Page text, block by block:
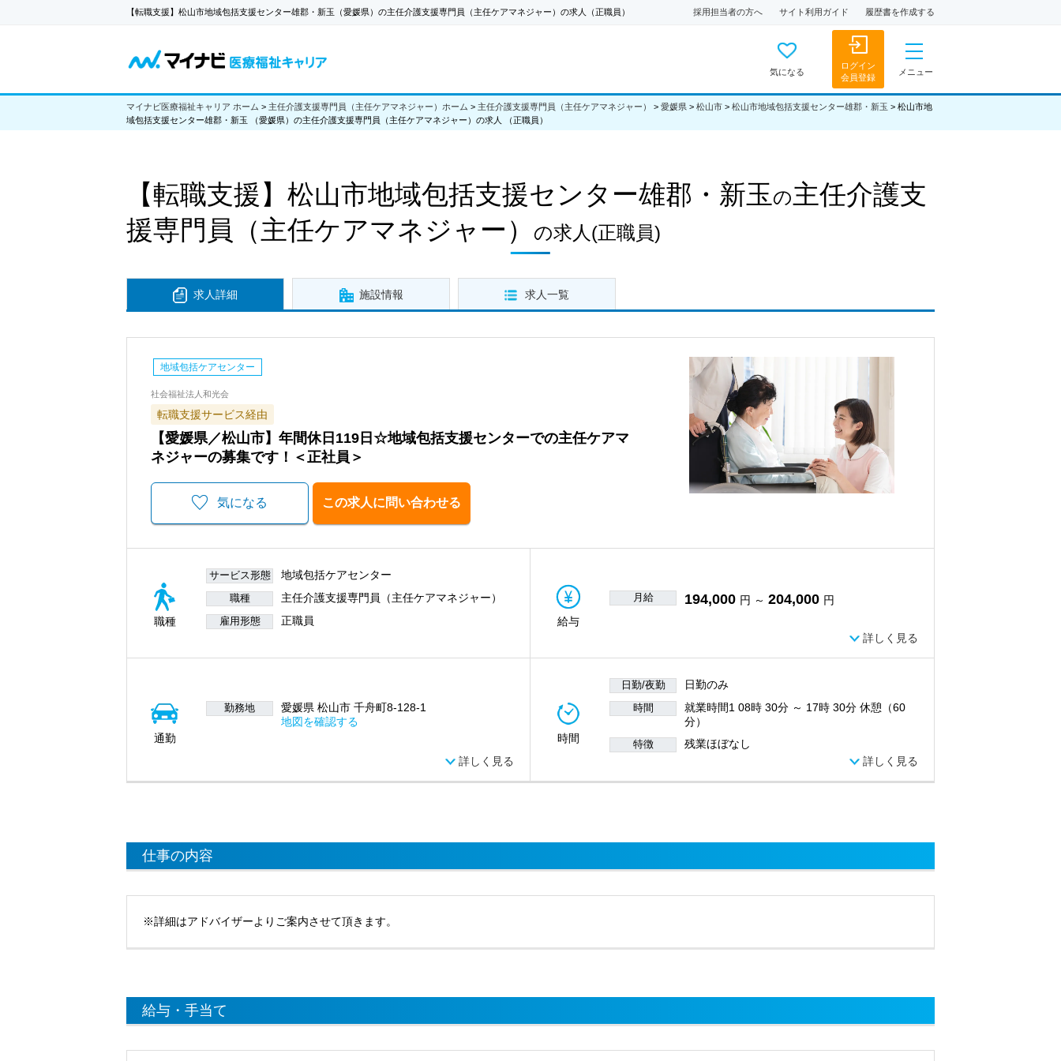
【転職支援】松山市地域包括支援センター雄郡・新玉（愛媛県）の主任介護支援専門員（主任ケアマネジャー）の求人（正職員） 採用担当者の方へ サイト利用ガイド 履歴書を作成する
気になる
ログイン
会員登録
メニュー
マイナビ医療福祉キャリア ホーム > 主任介護支援専門員（主任ケアマネジャー）ホーム > 主任介護支援専門員（主任ケアマネジャー） > 愛媛県 > 松山市 > 松山市地域包括支援センター雄郡・新玉 > 松山市地
域包括支援センター雄郡・新玉 （愛媛県）の主任介護支援専門員（主任ケアマネジャー）の求人 （正職員）
【転職支援】 松山市地域包括支援センター雄郡・新玉の主任介護支
援専門員（主任ケアマネジャー）
の求人 (正職員)
求人詳細 施設情報 求人一覧
地域包括ケアセンター
社会福祉法人和光会
転職支援サービス経由
【愛媛県／松山市】年間休日119日☆地域包括支援センターでの主任ケアマ
ネジャーの募集です！＜正社員＞
気になる この求人に問い合わせる
職種
サービス形態 地域包括ケアセンター
職種 主任介護支援専門員（主任ケアマネジャー）
雇用形態 正職員 給与
月給 194,000 円 ～ 204,000 円
詳しく見る
通勤
勤務地
愛媛県 松山市 千舟町8-128-1
地図を確認する
詳しく見る
時間
日勤/夜勤 日勤のみ
時間
就業時間1 08時 30分 ～ 17時 30分 休憩（60
分）
特徴 残業ほぼなし
詳しく見る
仕事の内容
※詳細はアドバイザーよりご案内させて頂きます。
給与・手当て